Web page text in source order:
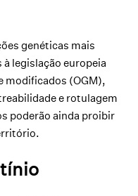
genéticas mais
legislação europeia
modificados (OGM),
e rotulagem
poderão ainda proibir